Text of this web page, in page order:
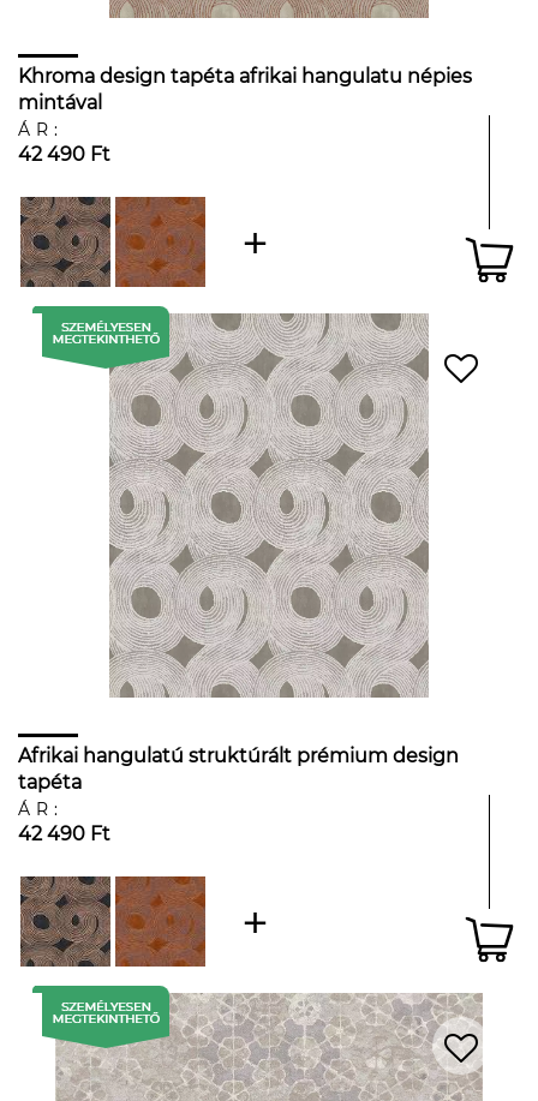
Khroma design tapéta afrikai hangulatu népies
mintával
ÁR:
42 490 Ft
Afrikai hangulatú struktúrált prémium design
tapéta
ÁR:
42 490 Ft